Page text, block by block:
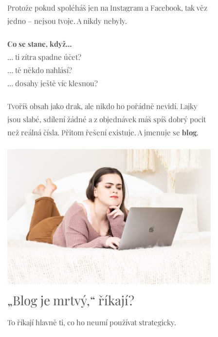
Protože pokud spoléháš jen na Instagram a Facebook, tak věz
jedno – nejsou tvoje. A nikdy nebyly.
Co se stane, když…
… ti zítra spadne účet?
… tě někdo nahlásí?
… dosahy ještě víc klesnou?
Tvoříš obsah jako drak, ale nikdo ho pořádně nevidí. Lajky
jsou slabé, sdílení žádné a z objednávek máš spíš dobrý pocit
než reálná čísla. Přitom řešení existuje. A jmenuje se blog.
„Blog je mrtvý,“ říkají?
To říkají hlavně ti, co ho neumí používat strategicky.